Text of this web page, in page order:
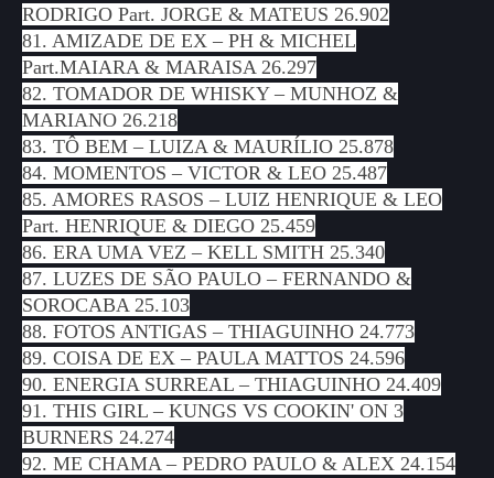
RODRIGO Part. JORGE & MATEUS 26.902
81. AMIZADE DE EX – PH & MICHEL
Part.MAIARA & MARAISA 26.297
82. TOMADOR DE WHISKY – MUNHOZ &
MARIANO 26.218
83. TÔ BEM – LUIZA & MAURÍLIO 25.878
84. MOMENTOS – VICTOR & LEO 25.487
85. AMORES RASOS – LUIZ HENRIQUE & LEO
Part. HENRIQUE & DIEGO 25.459
86. ERA UMA VEZ – KELL SMITH 25.340
87. LUZES DE SÃO PAULO – FERNANDO &
SOROCABA 25.103
88. FOTOS ANTIGAS – THIAGUINHO 24.773
89. COISA DE EX – PAULA MATTOS 24.596
90. ENERGIA SURREAL – THIAGUINHO 24.409
91. THIS GIRL – KUNGS VS COOKIN' ON 3
BURNERS 24.274
92. ME CHAMA – PEDRO PAULO & ALEX 24.154